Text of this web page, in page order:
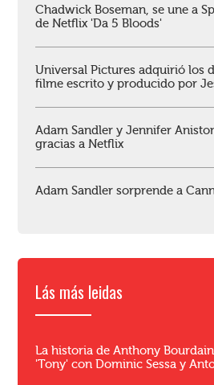
Chadwick Boseman, se une a
de Netflix 'Da 5 Bloods'
Universal Pictures adquirió los
filme escrito y producido por
Adam Sandler y Jennifer
gracias a Netflix
Adam Sandler sorprende a
Lás más leidas
La historia de Anthony
'Tony' con Dominic Sessa y